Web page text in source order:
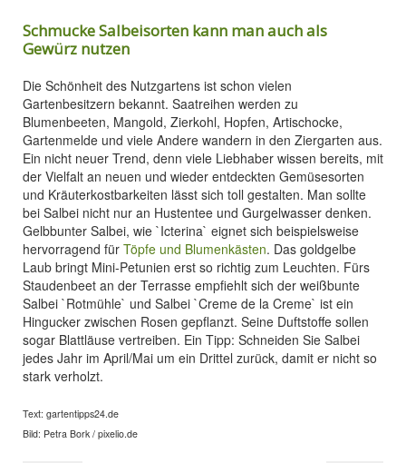
Schmucke Salbeisorten kann man auch als
Gewürz nutzen
Die Schönheit des Nutzgartens ist schon vielen
Gartenbesitzern bekannt. Saatreihen werden zu
Blumenbeeten, Mangold, Zierkohl, Hopfen, Artischocke,
Gartenmelde und viele Andere wandern in den Ziergarten aus.
Ein nicht neuer Trend, denn viele Liebhaber wissen bereits, mit
der Vielfalt an neuen und wieder entdeckten Gemüsesorten
und Kräuterkostbarkeiten lässt sich toll gestalten. Man sollte
bei Salbei nicht nur an Hustentee und Gurgelwasser denken.
Gelbbunter Salbei, wie `Icterina` eignet sich beispielsweise
hervorragend für Töpfe und Blumenkästen. Das goldgelbe
Laub bringt Mini-Petunien erst so richtig zum Leuchten. Fürs
Staudenbeet an der Terrasse empfiehlt sich der weißbunte
Salbei `Rotmühle` und Salbei `Creme de la Creme` ist ein
Hingucker zwischen Rosen gepflanzt. Seine Duftstoffe sollen
sogar Blattläuse vertreiben. Ein Tipp: Schneiden Sie Salbei
jedes Jahr im April/Mai um ein Drittel zurück, damit er nicht so
stark verholzt.
Text: gartentipps24.de
Bild: Petra Bork / pixelio.de